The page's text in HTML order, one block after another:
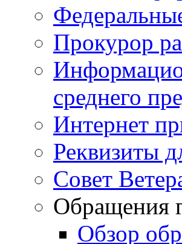
Прокурор
среднего
Интернет
Реквизиты
Совет
Обращения
Обзор